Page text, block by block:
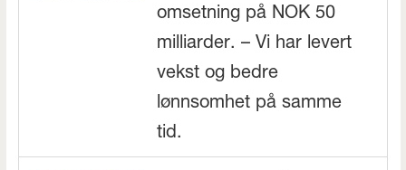
omsetning på NOK 50
milliarder. – Vi har levert
vekst og bedre
lønnsomhet på samme
tid.